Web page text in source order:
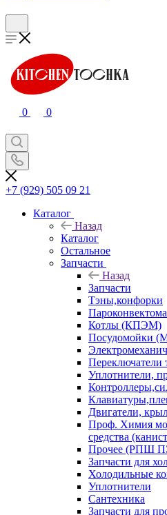
0 0
+7 (929) 505 09 21
Каталог
Назад
Каталог
Остальное
Запчасти
Назад
Запчасти
Тэны,конфорки
Котлы (КПЭМ)
Посудомойки
Переключатели
Уплотнители,
Двигатели,
Проф. Химия
средства
Прочее (РПШ
Запчасти для
Холодильные
Уплотнители
Сантехника
Запчасти для